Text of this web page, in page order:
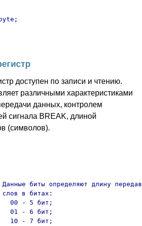
доступен по записи и чтению.
различными характеристиками
данных, контролем
сигнала BREAK, длиной
(символов).
биты определяют длину
в битах:
00 - 5 бит;
01 - 6 бит;
10 - 7 бит;